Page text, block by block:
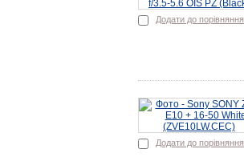
Додати до порівняння
Додати до порівняння